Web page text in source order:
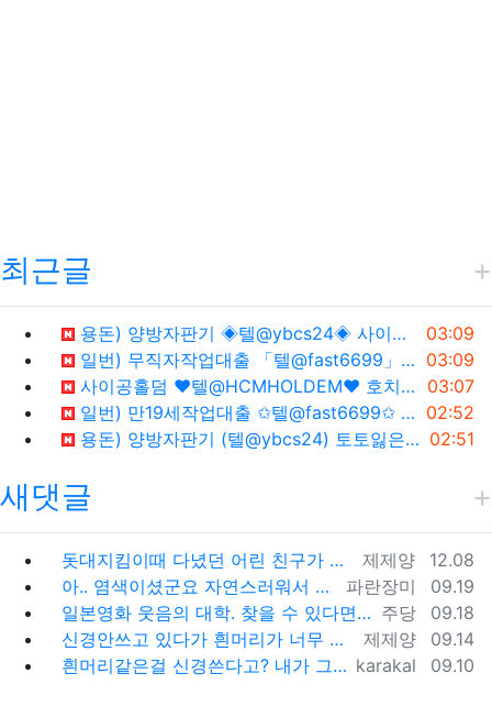
최근글
등록일
03:09
용돈) 양방자판기 ◈텔@ybcs24◈ 사이트잃은돈복구 양방자판기1
등록일
03:09
일번) 무직자작업대출 「텔@fast6699」 작업대출후기 무직자작업대출1
등록일
03:07
사이공홀덤 ♥텔@HCMHOLDEM♥ 호치민홀덤펍 호치민홀덤1
등록일
02:52
일번) 만19세작업대출 ✩텔@fast6699✩ 무직자작업대출 작업대출후기1
등록일
02:51
용돈) 양방자판기 (텔@ybcs24) 토토잃은돈반환 잃은돈반환1
새댓글
등록자
제제양 등록일
12.08
돗대지킴이때 다녔던 어린 친구가 갑자기 생각나네요. 예전에 카톡 프사에서 한번 봤었는데 똑닮은 딸은 키우던데 시간이 참 빨리 자나갔어요.
등록자
파란장미 등록일
09.19
아.. 염색이셨군요 자연스러워서 몰랐어요 ^_^;
등록자
주당 등록일
09.18
일본영화 웃음의 대학. 찾을 수 있다면 추천. 창문너머 100세 노인이던가 그 것도 재미있고 라스트 세듀스 라는 영화도 명품입니다. 좋은 영화 …
등록자
제제양 등록일
09.14
신경안쓰고 있다가 흰머리가 너무 많은 상태에서 갑자기 염색을 하고 나니...그 순간 전과 후과 달라진 느낌이 확~. 그 자각이 이제 염색 안하고…
등록자
karakal 등록일
09.10
흰머리같은걸 신경쓴다고? 내가 그딴걸 신경쓰지 않는다는건 오프모임 나온 사람들은 다 알겠지..ㅋㅋㅋ